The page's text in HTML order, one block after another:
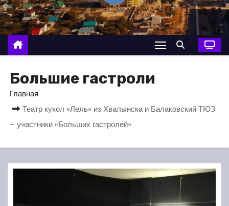
о
м
у
Большие гастроли
Главная
Театр кукол «Лель» из Хвалынска и Балаковский ТЮЗ
– участники «Больших гастролей»